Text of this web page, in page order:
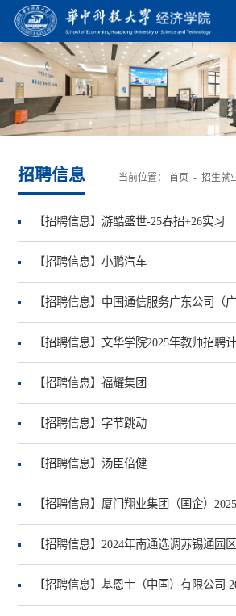
招聘信息 当前位置： 首页 - 招生就
【招聘信息】游酷盛世-25春招+26实习
【招聘信息】小鹏汽车
【招聘信息】文华学院2025年教师招聘
【招聘信息】福耀集团
【招聘信息】字节跳动
【招聘信息】汤臣倍健
【招聘信息】厦门翔业集团（国企）
【招聘信息】2024年南通选调苏锡通园